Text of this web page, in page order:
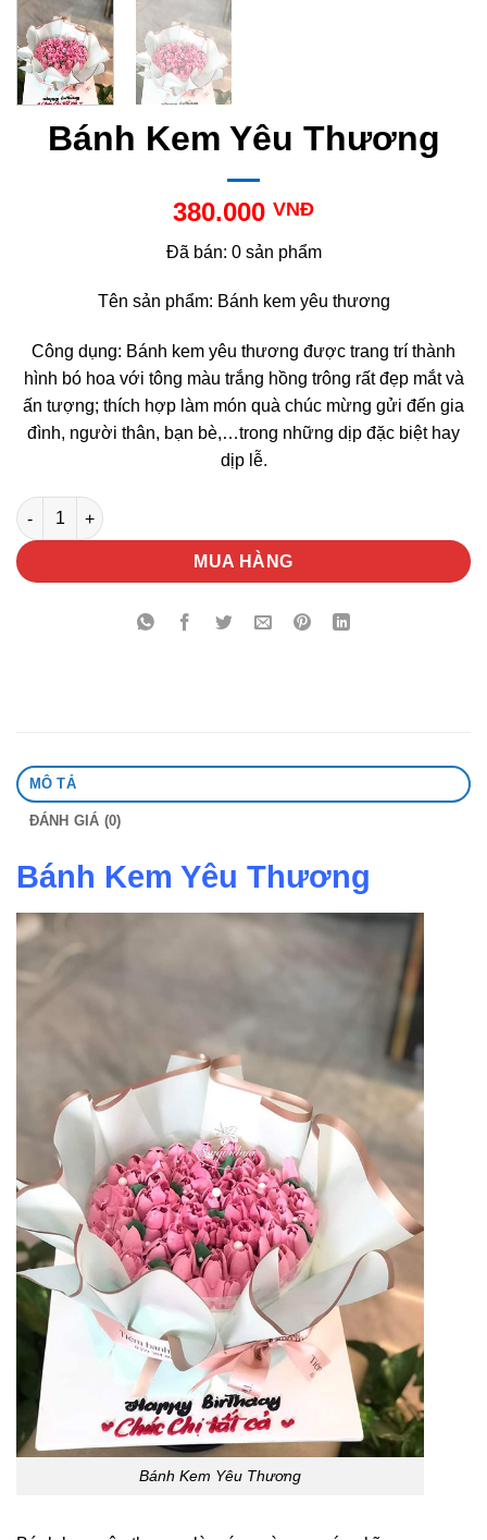
Bánh Kem Yêu Thương
380.000 VNĐ
Đã bán: 0 sản phẩm
Tên sản phẩm: Bánh kem yêu thương
Công dụng: Bánh kem yêu thương được trang trí thành
hình bó hoa với tông màu trắng hồng trông rất đẹp mắt và
ấn tượng; thích hợp làm món quà chúc mừng gửi đến gia
đình, người thân, bạn bè,…trong những dịp đặc biệt hay
dịp lễ.
Bánh Kem Yêu Thương số lượng
MUA HÀNG
MÔ TẢ
ĐÁNH GIÁ (0)
Bánh Kem Yêu Thương
Bánh Kem Yêu Thương